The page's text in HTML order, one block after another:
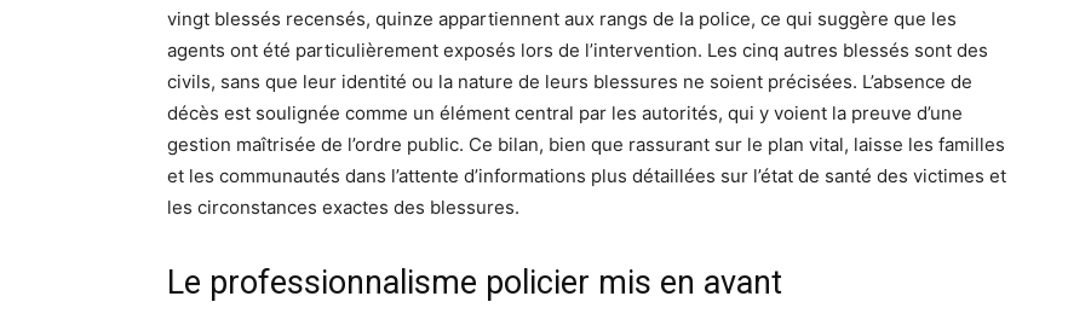
vingt blessés recensés, quinze appartiennent aux rangs de la police, ce qui suggère que les
agents ont été particulièrement exposés lors de l’intervention. Les cinq autres blessés sont des
civils, sans que leur identité ou la nature de leurs blessures ne soient précisées. L’absence de
décès est soulignée comme un élément central par les autorités, qui y voient la preuve d’une
gestion maîtrisée de l’ordre public. Ce bilan, bien que rassurant sur le plan vital, laisse les familles
et les communautés dans l’attente d’informations plus détaillées sur l’état de santé des victimes et
les circonstances exactes des blessures.
Le professionnalisme policier mis en avant